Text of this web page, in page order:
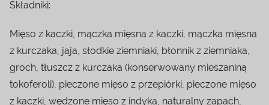
Składniki:
Mięso z kaczki, mączka mięsna z kaczki, mączka mięsna
z kurczaka, jaja, słodkie ziemniaki, błonnik z ziemniaka,
groch, tłuszcz z kurczaka (konserwowany mieszaniną
tokoferoli), pieczone mięso z przepiórki, pieczone mięso
z kaczki, wędzone mięso z indyka, naturalny zapach,